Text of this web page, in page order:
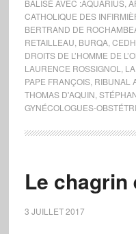
BALISÉ AVEC :AQUARIUS,
CATHOLIQUE DES
BERTRAND DE
RETAILLEAU BURQA, CEDH
DROITS DE L’HOMME DE
LAURENCE ROSSIGNOL
PAPE FRANÇOIS, RIBUNAL
THOMAS D'AQUIN
GYNÉCOLOGUES-
Le chagrin
3 JUILLET 2017